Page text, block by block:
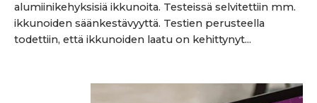
alumiinikehyksisiä ikkunoita. Testeissä selvitettiin mm.
ikkunoiden säänkestävyyttä. Testien perusteella
todettiin, että ikkunoiden laatu on kehittynyt...